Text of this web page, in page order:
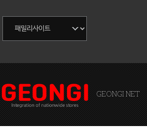
GEONGI NET